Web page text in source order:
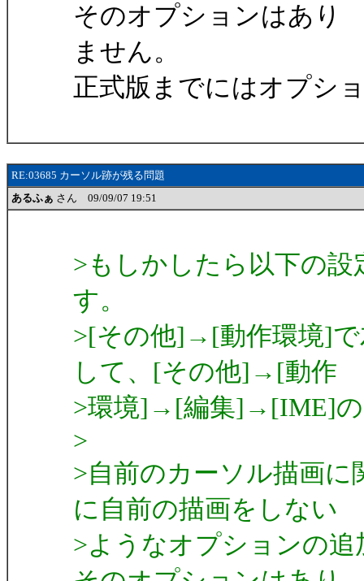
そのオプションはあり
ません。
正式版までにはオプシ
RE:03685 カーソル跡が残る問題
あるふぁ さん 09/09/07 19:51
>もしかしたら以下の
す。
>[その他]→[動作環境]で
して、[その他]→[動作
>環境]→[編集]→[IME]の
>
>自前のカーソル描画
に自前の描画をしない
>ようなオプションの